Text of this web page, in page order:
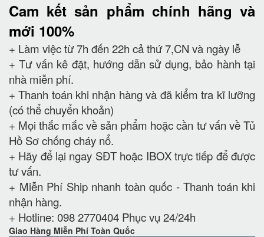
Cam kết sản phẩm chính hãng và
mới 100%
+ Làm việc từ 7h đến 22h cả thứ 7,CN và ngày lễ
+ Tư vấn kê đặt, hướng dẫn sử dụng, bảo hành tại
nhà miễn phí.
+ Thanh toán khi nhận hàng và đã kiểm tra kĩ lưỡng
(có thể chuyển khoản)
+ Mọi thắc mắc về sản phẩm hoặc cần tư vấn về Tủ
Hồ Sơ chống cháy nổ.
+ Hãy để lại ngay SĐT hoặc IBOX trực tiếp để được
tư vấn.
+ Miễn Phí Ship nhanh toàn quốc - Thanh toán khi
nhận hàng.
+ Hotline: 098 2770404 Phục vụ 24/24h
Giao Hàng Miễn Phí Toàn Quốc